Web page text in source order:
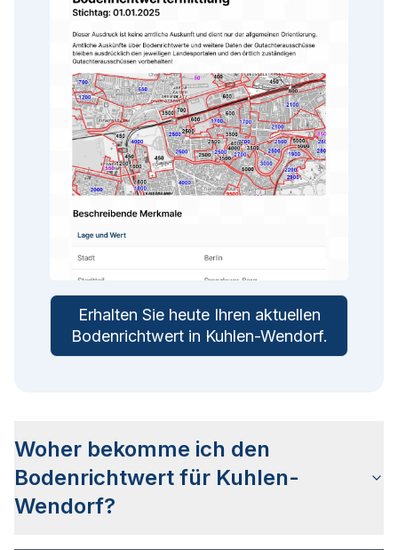
Erhalten Sie heute Ihren aktuellen
Bodenrichtwert in Kuhlen-Wendorf.
Woher bekomme ich den
Bodenrichtwert für Kuhlen-
Wendorf?